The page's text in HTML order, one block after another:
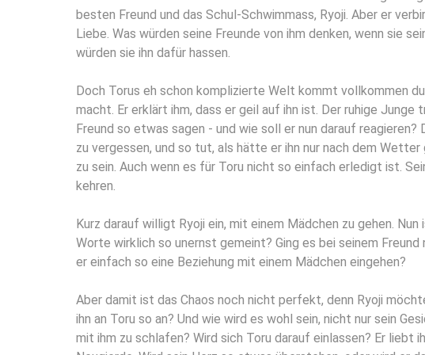
besten Freund und das Schul-Schwimmass, Ryoji. Aber er
Liebe. Was würden seine Freunde von ihm denken, wenn sie
würden sie ihn dafür hassen.
Doch Torus eh schon komplizierte Welt kommt vollkommen
macht. Er erklärt ihm, dass er geil auf ihn ist. Der ruhige Junge
Freund so etwas sagen - und wie soll er nun darauf
zu vergessen, und so tut, als hätte er ihn nur nach dem
zu sein. Auch wenn es für Toru nicht so einfach erledigt ist.
kehren.
Kurz darauf willigt Ryoji ein, mit einem Mädchen zu gehen.
Worte wirklich so unernst gemeint? Ging es bei seinem
er einfach so eine Beziehung mit einem Mädchen eingehen?
Aber damit ist das Chaos noch nicht perfekt, denn Ryoji
ihn an Toru so an? Und wie wird es wohl sein, nicht nur sein
mit ihm zu schlafen? Wird sich Toru darauf einlassen? Er liebt